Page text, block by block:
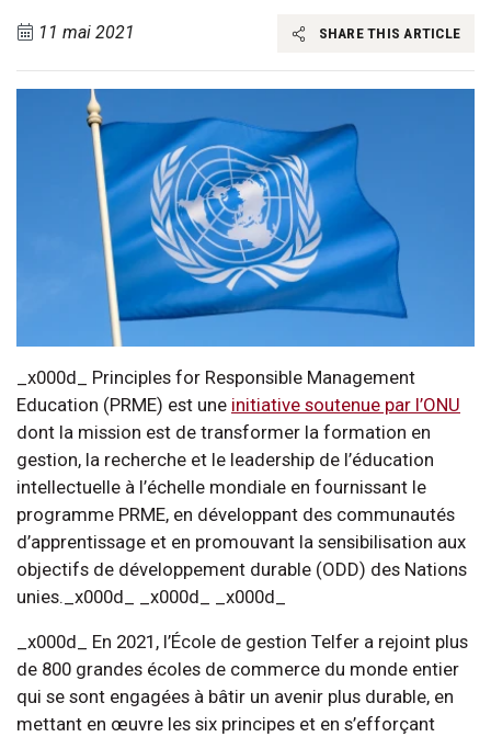
11 mai 2021 SHARE THIS ARTICLE
_x000d_ Principles for Responsible Management
Education (PRME) est une initiative soutenue par l’ONU
dont la mission est de transformer la formation en
gestion, la recherche et le leadership de l’éducation
intellectuelle à l’échelle mondiale en fournissant le
programme PRME, en développant des communautés
d’apprentissage et en promouvant la sensibilisation aux
objectifs de développement durable (ODD) des Nations
unies._x000d_ _x000d_ _x000d_
_x000d_ En 2021, l’École de gestion Telfer a rejoint plus
de 800 grandes écoles de commerce du monde entier
qui se sont engagées à bâtir un avenir plus durable, en
mettant en œuvre les six principes et en s’efforçant